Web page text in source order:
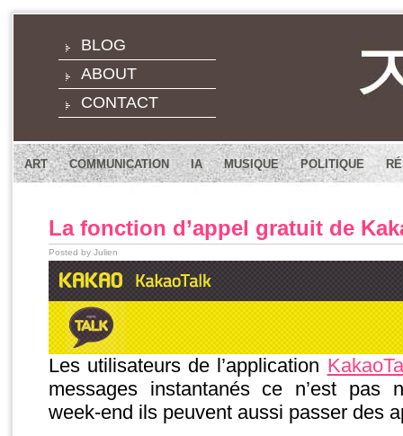
BLOG
ABOUT
CONTACT
ART COMMUNICATION IA MUSIQUE POLITIQUE
La fonction d’appel gratuit de
Posted by Julien
Les utilisateurs de l’application
messages instantanés ce n’est pas
week-end ils peuvent aussi passer des